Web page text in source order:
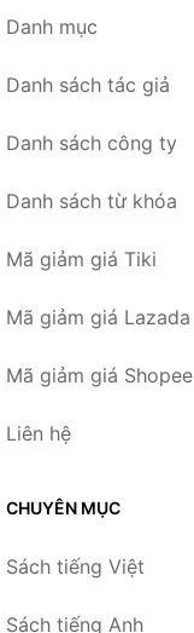
Danh mục
Danh sách tác giả
Danh sách công ty
Danh sách từ khóa
Mã giảm giá Tiki
Mã giảm giá Lazada
Mã giảm giá Shopee
Liên hệ
CHUYÊN MỤC
Sách tiếng Việt
Sách tiếng Anh